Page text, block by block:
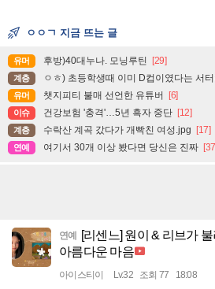
ㅇㅇㄱ 지금 뜨는 글
유머 후방)40대누나. 모닝루틴 [29]
계층 ㅇㅎ) 초등학생때 이미 D컵이였다는 서
유머 챗지피티 불매 선언한 유튜버 [6]
이슈 건강보험 '충격'…5년 흑자 중단 [12]
계층 수락산 계곡 갔다가 개빡친 여성.jpg [17]
연예 여기서 30개 이상 봤다면 당신은 진짜
연예
[리센느] 원이 & 리브가
아름다운 마음
아이스티이 Lv.32 조회 77 18:08